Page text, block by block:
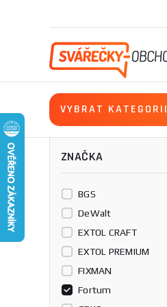
VYBRAT KATEGORII
ZNAČKA
BGS
DeWalt
EXTOL CRAFT
EXTOL PREMIUM
FIXMAN
Fortum